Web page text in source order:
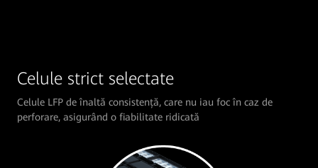
Celule strict selectate
Celule LFP de înaltă consistență, care nu iau foc în caz de
perforare, asigurând o fiabilitate ridicată